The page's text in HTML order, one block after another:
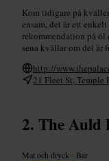
Kom tidigare på
ensam, det är ett
rekommendation på
sena kvällar om det är
http://
21 Fleet St,
The Auld
Mat och dryck • Bar